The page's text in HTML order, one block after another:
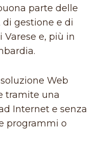
parte delle
gestione e di
e, più in
Web
tramite una
Internet e senza
programmi o